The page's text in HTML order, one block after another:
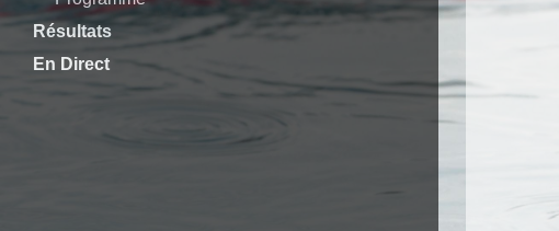
Résultats
En Direct